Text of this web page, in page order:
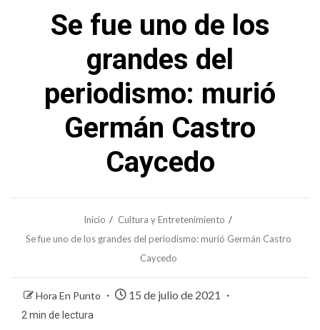
Se fue uno de los
grandes del
periodismo: murió
Germán Castro
Caycedo
Inicio
Cultura y Entretenimiento
Se fue uno de los grandes del periodismo: murió Germán Castro
Caycedo
Hora En Punto 15 de julio de 2021
2 min de lectura